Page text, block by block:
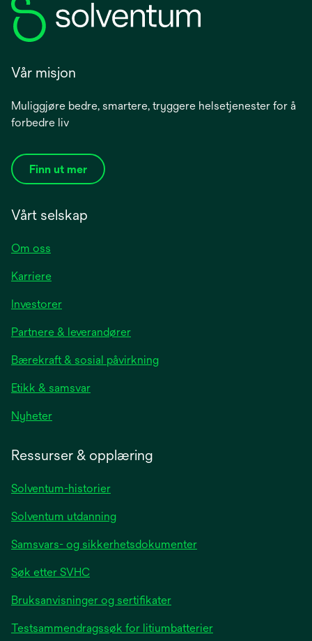
Vår misjon
Muliggjøre bedre, smartere, tryggere helsetjenester for å
forbedre liv
Finn ut mer
Vårt selskap
Om oss
Karriere
Investoreropens
a
new
Partnere & leverandører
Bærekraft & sosial påvirkning
Etikk & samsvar
Nyheteropens
Ressurser & opplæring
Solventum-historier
Solventum utdanning
Samsvars- og sikkerhetsdokumenter
Søk etter SVHC
Bruksanvisninger og sertifikater
Testsammendragssøk for litiumbatterier